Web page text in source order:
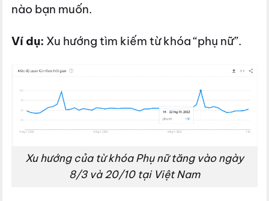
nào bạn muốn.
Ví dụ: Xu hướng tìm kiếm từ khóa “phụ nữ”.
Xu hướng của từ khóa Phụ nữ tăng vào ngày
8/3 và 20/10 tại Việt Nam